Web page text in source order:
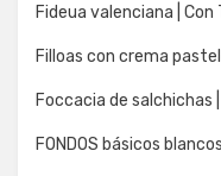
Fideua valenciana |
Filloas con crema
Foccacia de salchichas
FONDOS básicos